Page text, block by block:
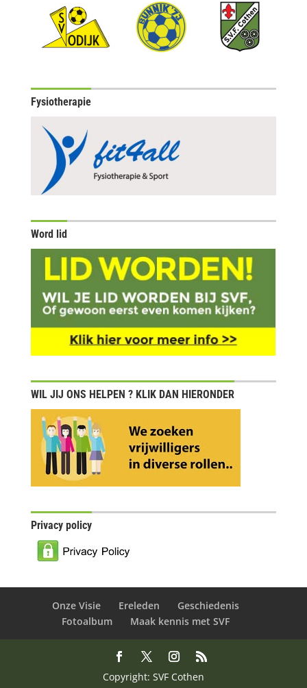
Fysiotherapie
Word lid
WIL JIJ ONS HELPEN ? KLIK DAN HIERONDER
Privacy policy
Onze Visie Ereleden
Geschiedenis
Fotoalbum
Maak kennis met SVF
Copyright: SVF Cothen